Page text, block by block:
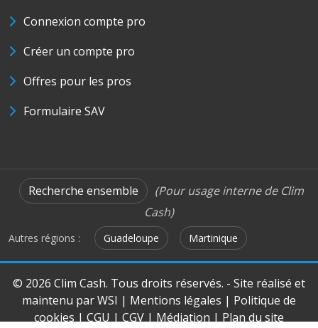
Connexion compte pro
Créer un compte pro
Offres pour les pros
Formulaire SAV
Recherche ensemble
(Pour usage interne de Clim
Cash)
Autres régions : Guadeloupe Martinique
© 2026 Clim Cash. Tous droits réservés. - Site réalisé et
maintenu parWSI | Mentions légales | Politique de
cookies | CGU | CGV | Médiation | Plan du site